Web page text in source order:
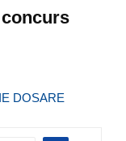
DOSARE